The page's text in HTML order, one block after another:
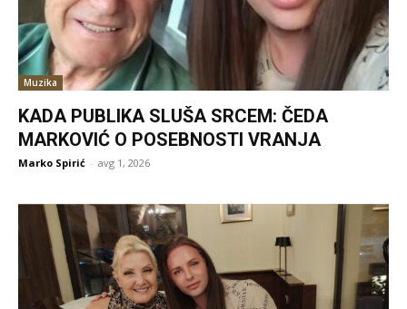
Muzika
KADA PUBLIKA SLUŠA SRCEM: ČEDA
MARKOVIĆ O POSEBNOSTI VRANJA
Marko Spirić - avg 1, 2026